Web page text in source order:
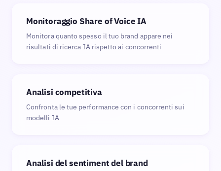
Monitoraggio Share of Voice IA
Monitora quanto spesso il tuo brand appare nei
risultati di ricerca IA rispetto ai concorrenti
Analisi competitiva
Confronta le tue performance con i concorrenti sui
modelli IA
Analisi del sentiment del brand